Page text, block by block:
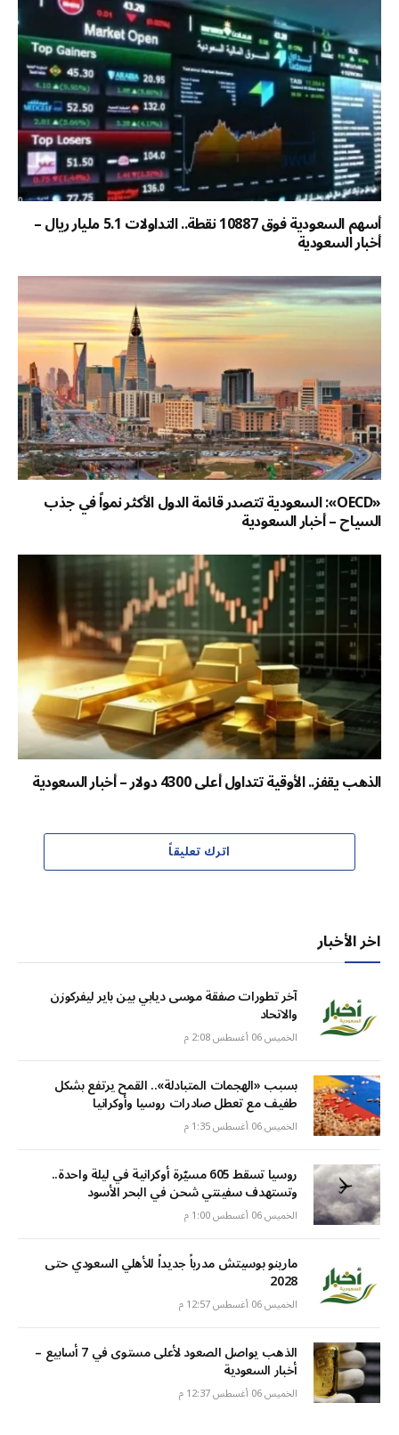
أسهم السعودية فوق 10887 نقطة.. التداولات 5.1 مليار ريال –
أخبار السعودية
«OECD»: السعودية تتصدر قائمة الدول الأكثر نمواً في جذب
السياح – أخبار السعودية
الذهب يقفز.. الأوقية تتداول أعلى 4300 دولار – أخبار السعودية
اترك تعليقاً
اخر الأخبار
آخر تطورات صفقة موسى ديابي بين باير ليفركوزن
والاتحاد
الخميس 06 أغسطس 2:08 م
بسبب «الهجمات المتبادلة».. القمح يرتفع بشكل
طفيف مع تعطل صادرات روسيا وأوكرانيا
الخميس 06 أغسطس 1:35 م
روسيا تسقط 605 مسيّرة أوكرانية في ليلة واحدة..
وتستهدف سفينتي شحن في البحر الأسود
الخميس 06 أغسطس 1:00 م
مارينو بوسيتش مدرباً جديداً للأهلي السعودي حتى
2028
الخميس 06 أغسطس 12:57 م
الذهب يواصل الصعود لأعلى مستوى في 7 أسابيع –
أخبار السعودية
الخميس 06 أغسطس 12:37 م